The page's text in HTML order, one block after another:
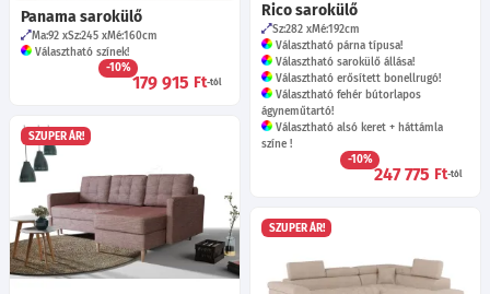
Rico sarokülő
Sz:282 Mé:192cm
Választható párna típusa!
Választható sarokülő állása!
Választható erősített bonellrugó!
Választható fehér bútorlapos
ágyneműtartó!
Választható alsó keret + háttámla
színe !
-10%
247 775 Ft-tól
Panama sarokülő
Ma:92 Sz:245 Mé:160cm
Választható színek!
-10%
179 915 Ft-tól
SZUPER ÁR!
SZUPER ÁR!